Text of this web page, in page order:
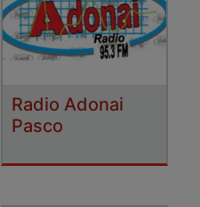
Radio Adonai
Pasco